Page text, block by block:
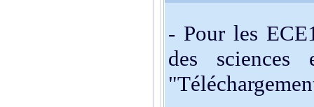
- Pour les
des sciences